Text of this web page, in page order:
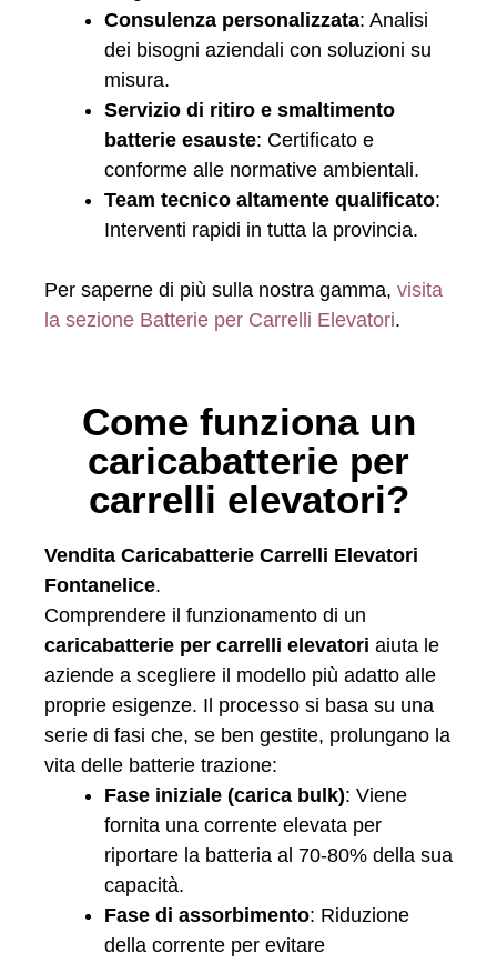
Consulenza personalizzata: Analisi
dei bisogni aziendali con soluzioni su
misura.
Servizio di ritiro e smaltimento
batterie esauste: Certificato e
conforme alle normative ambientali.
Team tecnico altamente qualificato:
Interventi rapidi in tutta la provincia.
Per saperne di più sulla nostra gamma, visita
la sezione Batterie per Carrelli Elevatori.
Come funziona un
caricabatterie per
carrelli elevatori?
Vendita Caricabatterie Carrelli Elevatori
Fontanelice.
Comprendere il funzionamento di un
caricabatterie per carrelli elevatori aiuta le
aziende a scegliere il modello più adatto alle
proprie esigenze. Il processo si basa su una
serie di fasi che, se ben gestite, prolungano la
vita delle batterie trazione:
Fase iniziale (carica bulk): Viene
fornita una corrente elevata per
riportare la batteria al 70-80% della sua
capacità.
Fase di assorbimento: Riduzione
della corrente per evitare